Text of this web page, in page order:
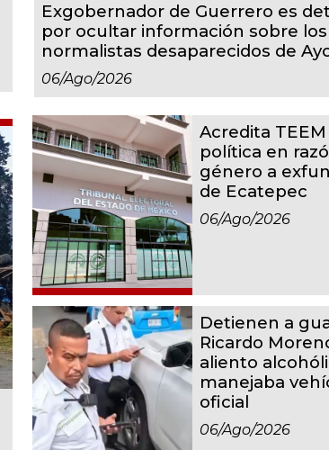
Exgobernador de Guerrero es
por ocultar información sobre
normalistas desaparecidos de
06/ago/2026
Acredita
política en
género a
de Ecatepec
06/ago/2026
Detienen a
Ricardo
aliento
manejaba
oficial
06/ago/2026